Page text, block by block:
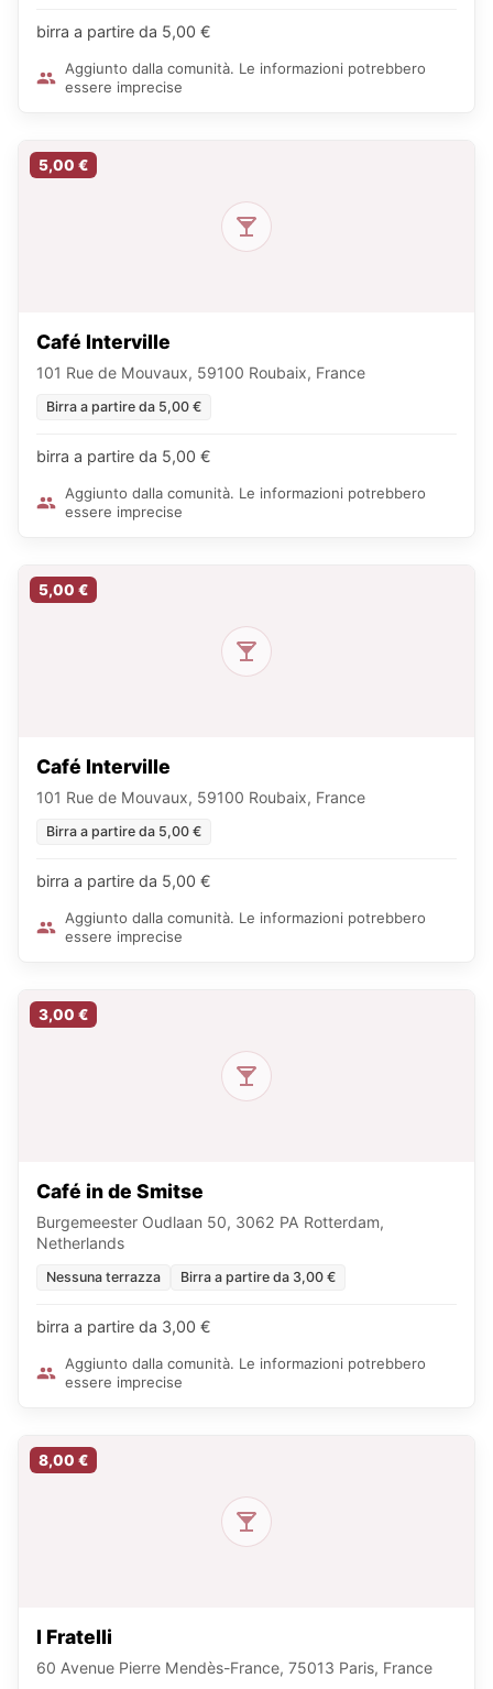
birra a partire da 5,00 €
Aggiunto dalla comunità. Le informazioni potrebbero
essere imprecise
5,00 €
Café Interville
101 Rue de Mouvaux, 59100 Roubaix, France
Birra a partire da 5,00 €
birra a partire da 5,00 €
Aggiunto dalla comunità. Le informazioni potrebbero
essere imprecise
5,00 €
Café Interville
101 Rue de Mouvaux, 59100 Roubaix, France
Birra a partire da 5,00 €
birra a partire da 5,00 €
Aggiunto dalla comunità. Le informazioni potrebbero
essere imprecise
3,00 €
Café in de Smitse
Burgemeester Oudlaan 50, 3062 PA Rotterdam,
Netherlands
Nessuna terrazza Birra a partire da 3,00 €
birra a partire da 3,00 €
Aggiunto dalla comunità. Le informazioni potrebbero
essere imprecise
8,00 €
I Fratelli
60 Avenue Pierre Mendès-France, 75013 Paris, France